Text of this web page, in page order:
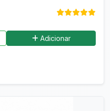
Adicionar